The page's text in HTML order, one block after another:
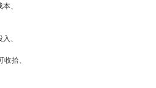
、
、
拾、